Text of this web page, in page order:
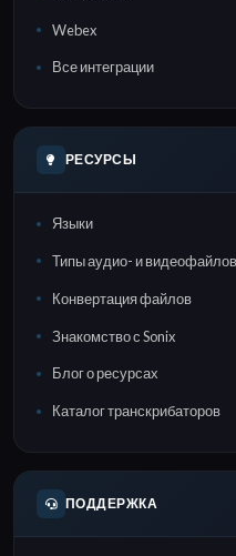
Webex
Все интеграции
РЕСУРСЫ
Языки
Типы аудио- и видеофайлов
Конвертация файлов
Знакомство с Sonix
Блог о ресурсах
Каталог транскрибаторов
ПОДДЕРЖКА